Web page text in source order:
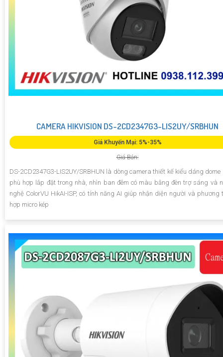
CAMERA HIKVISION DS-2CD2347G3-LIS2UY/SRBHUN
Giá Khuyến Mại: 5%-35%
Giá Bán:
DS-2CD2347G3-LIS2UY/SRBHUN là dòng camera thiết kế kiểu dáng dome
phù hợp lắp đặt trong nhà, nhìn ban đêm có màu bằng đèn trợ sáng và
nghệ ColorVU HikAI-ISP, có tính năng AI giúp nhận diện người và phương
hợp micro kép